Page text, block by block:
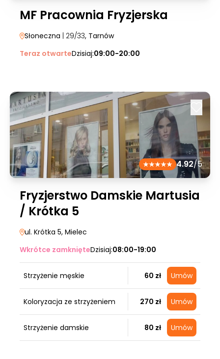
MF Pracownia Fryzjerska
Słoneczna | 29/33, Tarnów
Teraz otwarteDzisiaj:09:00-20:00
4.92/5
Fryzjerstwo Damskie Martusia
/ Krótka 5
ul. Krótka 5, Mielec
Wkrótce zamknięteDzisiaj:08:00-19:00
Strzyżenie męskie 60 zł Umów
Koloryzacja ze strzyżeniem 270 zł Umów
Strzyżenie damskie 80 zł Umów